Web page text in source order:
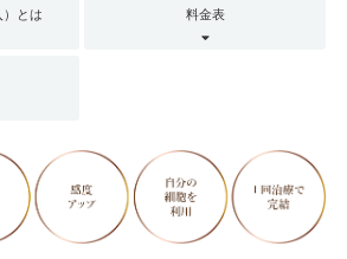
）とは 料金表